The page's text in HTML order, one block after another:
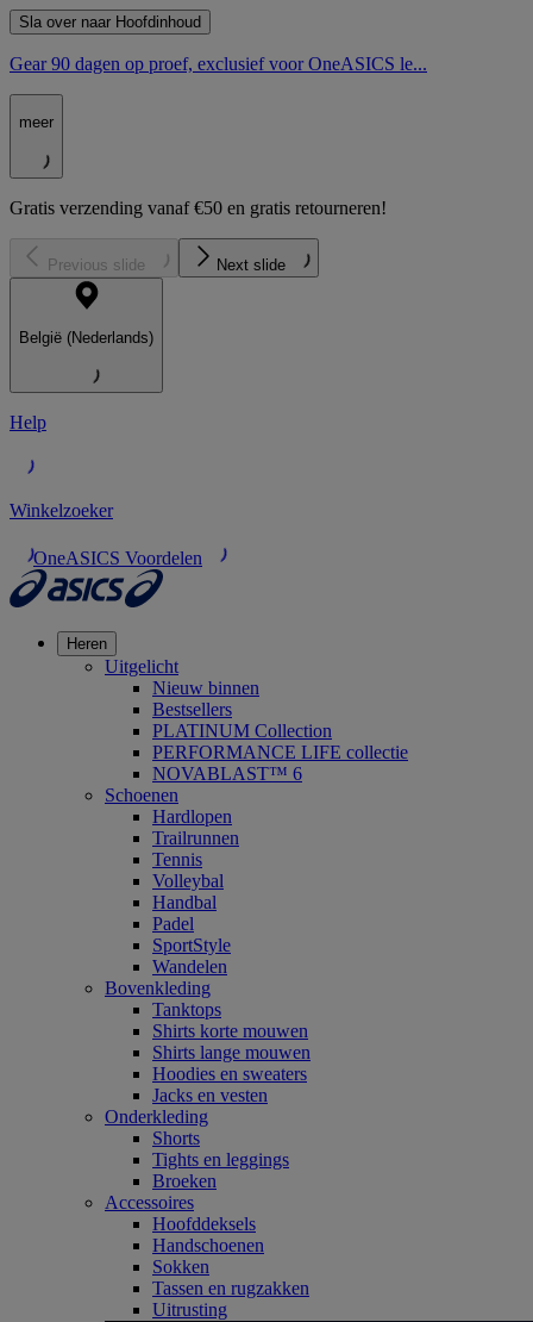
Sla over naar Hoofdinhoud
Gear 90 dagen op proef, exclusief voor OneASICS le...
meer
Gratis verzending vanaf €50 en gratis retourneren!
Previous slide Next slide
België (Nederlands)
Help
Winkelzoeker
OneASICS Voordelen
Heren
Uitgelicht
Nieuw binnen
Bestsellers
PLATINUM Collection
PERFORMANCE LIFE collectie
NOVABLAST™ 6
Schoenen
Hardlopen
Trailrunnen
Tennis
Volleybal
Handbal
Padel
SportStyle
Wandelen
Bovenkleding
Tanktops
Shirts korte mouwen
Shirts lange mouwen
Hoodies en sweaters
Jacks en vesten
Onderkleding
Shorts
Tights en leggings
Broeken
Accessoires
Hoofddeksels
Handschoenen
Sokken
Tassen en rugzakken
Uitrusting